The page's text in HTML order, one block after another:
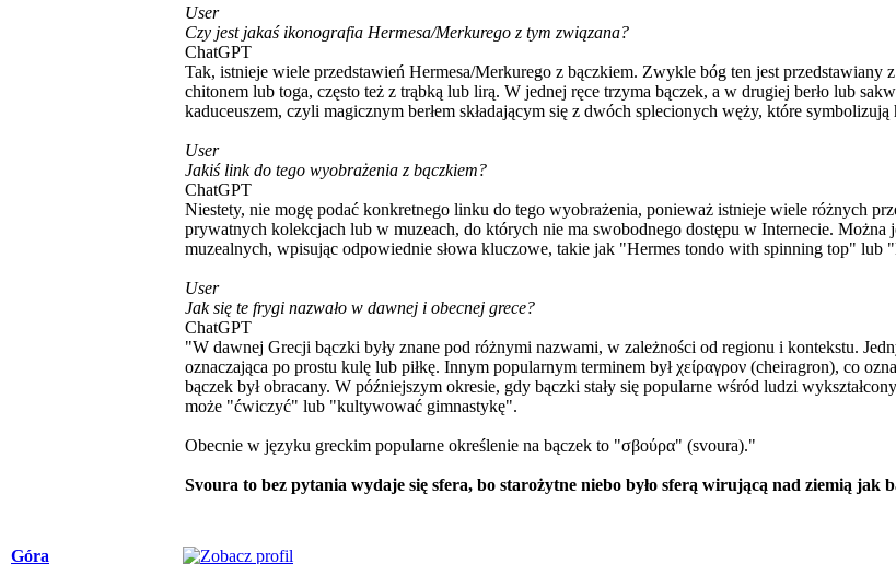
User
Czy jest jakaś ikonografia Hermesa/Merkurego z tym związana?
ChatGPT
Tak, istnieje wiele przedstawień Hermesa/Merkurego z bączkiem. Zwykle bóg ten jest przedstawiany
chitonem lub toga, często też z trąbką lub lirą. W jednej ręce trzyma bączek, a w drugiej berło lub
kaduceuszem, czyli magicznym berłem składającym się z dwóch splecionych węży, które
User
Jakiś link do tego wyobrażenia z bączkiem?
ChatGPT
Niestety, nie mogę podać konkretnego linku do tego wyobrażenia, ponieważ istnieje wiele różnych
prywatnych kolekcjach lub w muzeach, do których nie ma swobodnego dostępu w Internecie.
muzealnych, wpisując odpowiednie słowa kluczowe, takie jak "Hermes tondo with spinning top" lub
User
Jak się te frygi nazwało w dawnej i obecnej grece?
ChatGPT
"W dawnej Grecji bączki były znane pod różnymi nazwami, w zależności od regionu i kontekstu.
oznaczająca po prostu kulę lub piłkę. Innym popularnym terminem był χείραγρον (cheiragron), co
bączek był obracany. W późniejszym okresie, gdy bączki stały się popularne wśród ludzi
może "ćwiczyć" lub "kultywować gimnastykę".
Obecnie w języku greckim popularne określenie na bączek to "σβούρα" (svoura)."
Svoura to bez pytania wydaje się sfera, bo starożytne niebo było sferą wirującą nad ziemią jak
Góra